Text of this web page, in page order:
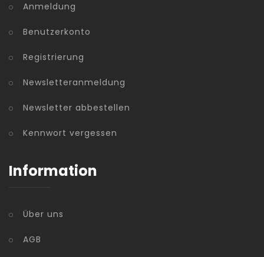
Anmeldung
Benutzerkonto
Registrierung
Newsletteranmeldung
Newsletter abbestellen
Kennwort vergessen
Information
Über uns
AGB